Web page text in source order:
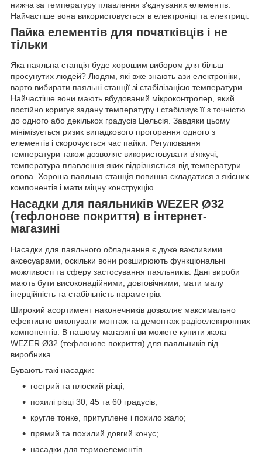
нижча за температуру плавлення з'єднуваних елементів.
Найчастіше вона використовується в електроніці та електриці.
Пайка елементів для початківців і не
тільки
Яка паяльна станція буде хорошим вибором для більш
просунутих людей? Людям, які вже знають ази електроніки,
варто вибирати паяльні станції зі стабілізацією температури.
Найчастіше вони мають вбудований мікроконтролер, який
постійно коригує задану температуру і стабілізує її з точністю
до одного або декількох градусів Цельсія. Завдяки цьому
мінімізується ризик випадкового прогорання одного з
елементів і скорочується час пайки. Регулювання
температури також дозволяє використовувати в'яжучі,
температура плавлення яких відрізняється від температури
олова. Хороша паяльна станція повинна складатися з якісних
компонентів і мати міцну конструкцію.
Насадки для паяльників WEZER Ø32
(тефлонове покриття) в інтернет-
магазині
Насадки для паяльного обладнання є дуже важливими
аксесуарами, оскільки вони розширюють функціональні
можливості та сферу застосування паяльників. Дані вироби
мають бути високонадійними, довговічними, мати малу
інерційність та стабільність параметрів.
Широкий асортимент наконечників дозволяє максимально
ефективно виконувати монтаж та демонтаж радіоелектронних
компонентів. В нашому магазині ви можете купити жала
WEZER Ø32 (тефлонове покриття) для паяльників від
виробника.
Бувають такі насадки:
гострий та плоский різці;
похилі різці 30, 45 та 60 градусів;
кругле тонке, притуплене і похило жало;
прямий та похилий довгий конус;
насадки для термоелементів.